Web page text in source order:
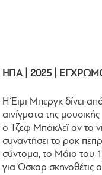
ΗΠΑ | 2025 | ΕΓΧΡΩΜΟ
Η Έιμι Μπεργκ δίνει
αινίγματα της
ο Τζεφ Μπάκλεϊ αν το
συναντήσει το ροκ
σύντομα, το Μάιο του
για Όσκαρ σκηνοθέτις